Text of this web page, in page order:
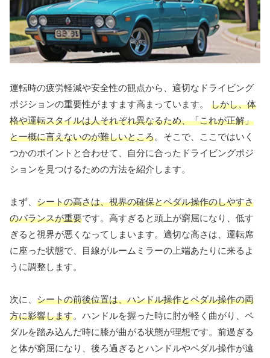
運転時の疲労軽減や安全性の観点から、適切なドライビング
ポジションの重要性がますます高まっています。 しかし、体
格や運転スタイルは人それぞれ異なるため、「これが正解」
と一概に言えないのが難しいところ。そこで、ここではいく
つかのポイントと合わせて、自分に合ったドライビングポジ
ションを見つけるための方法を紹介します。
まず、 シートの高さは、視界の確保とペダル操作のしやすさ
のバランスが重要です。高すぎると頭上が窮屈になり、低す
ぎると視界が悪くなってしまいます。適切な高さは、運転席
に座った状態で、目線がルームミラーの上端あたりに来るよ
うに調整します。
次に、 シートの前後位置は、ハンドル操作とペダル操作の両
方に影響します。ハンドルを握った時に肘が軽く曲がり、ペ
ダルを踏み込んだ時に膝が曲がる状態が理想です。前過ぎる
と体が窮屈になり、後ろ過ぎるとハンドルやペダル操作が遠